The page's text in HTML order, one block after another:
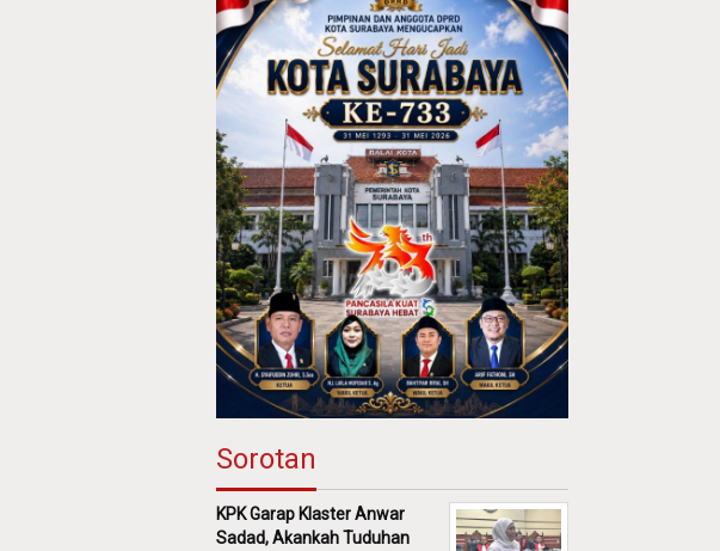
Sorotan
KPK Garap Klaster Anwar
Sadad, Akankah Tuduhan